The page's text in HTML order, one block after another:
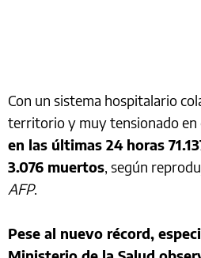
Con un sistema hospitalario
territorio y muy tensionado en
en las últimas 24 horas
3.076 muertos, según
AFP.
Pese al nuevo récord,